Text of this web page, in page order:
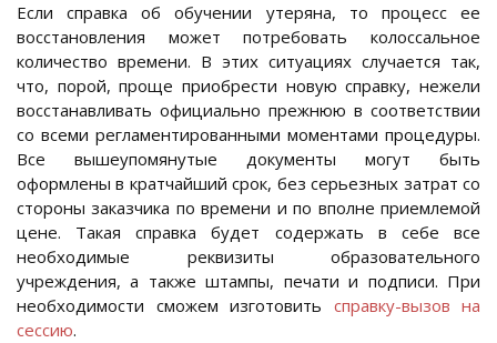
Если справка об обучении утеряна, то процесс ее
восстановления может потребовать колоссальное
количество времени. В этих ситуациях случается так,
что, порой, проще приобрести новую справку, нежели
восстанавливать официально прежнюю в соответствии
со всеми регламентированными моментами процедуры.
Все вышеупомянутые документы могут быть
оформлены в кратчайший срок, без серьезных затрат со
стороны заказчика по времени и по вполне приемлемой
цене. Такая справка будет содержать в себе все
необходимые реквизиты образовательного
учреждения, а также штампы, печати и подписи. При
необходимости сможем изготовить справку-вызов на
сессию.